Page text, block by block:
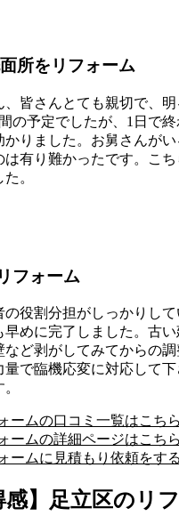
所をリフォーム
皆さんとても親切で、
の予定でしたが、1日で終
りました。お舅さんがい
有り難かったです。こ
。
フォーム
の役割分担がしっかりし
めに完了しました。古い
など剥がしてみてからの
で臨機応変に対応して下
ームの口コミ一覧はこちら
ームの詳細ページはこちら
ームに見積もり依頼をする
感】足立区のリ